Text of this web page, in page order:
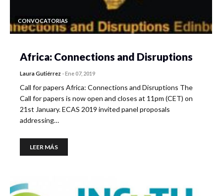
CONVOCATORIAS
Africa: Connections and Disruptions
Laura Gutiérrez -Ene 07, 2019
Call for papers Africa: Connections and Disruptions The
Call for papers is now open and closes at 11pm (CET) on
21st January. ECAS 2019 invited panel proposals
addressing…
LEER MÁS